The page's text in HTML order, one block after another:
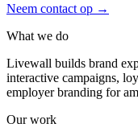
Neem contact op →
What we do
Livewall builds brand
interactive campaigns,
employer branding for
Our work